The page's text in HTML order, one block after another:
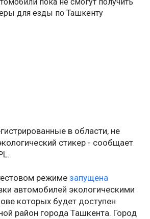
в области, не
стикер - сообщает
режиме запущена
автомобилей экологическими
которых будет доступен
район города Ташкента. Город